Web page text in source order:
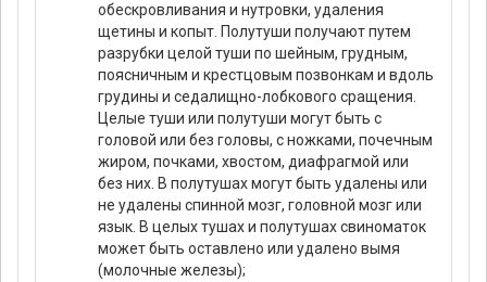
обескровливания и нутровки, удаления
щетины и копыт. Полутуши получают путем
разрубки целой туши по шейным, грудным,
поясничным и крестцовым позвонкам и вдоль
грудины и седалищно-лобкового сращения.
Целые туши или полутуши могут быть с
головой или без головы, с ножками, почечным
жиром, почками, хвостом, диафрагмой или
без них. В полутушах могут быть удалены или
не удалены спинной мозг, головной мозг или
язык. В целых тушах и полутушах свиноматок
может быть оставлено или удалено вымя
(молочные железы);